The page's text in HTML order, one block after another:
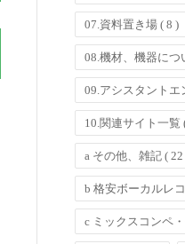
07.資料置き場 ( 8 )
08.機材、機器につ
09.アシスタントエ
10.関連サイト一覧
a その他、雑記 ( 22
b 格安ボーカルレ
c ミックスコンペ